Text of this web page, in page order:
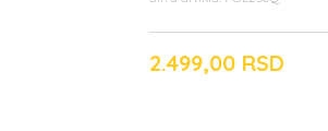
2.499,00 RSD